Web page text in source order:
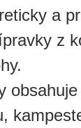
a
z